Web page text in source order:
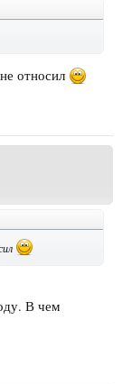
относил
В чем